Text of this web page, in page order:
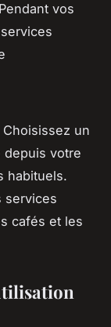
vos
un
depuis votre
habituels.
services
cafés et les